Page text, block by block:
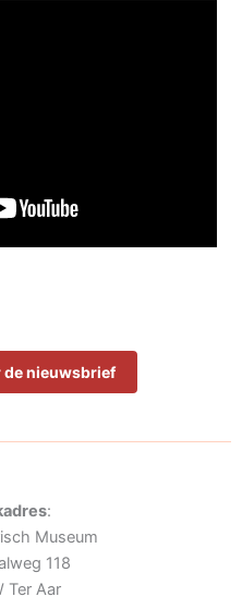
de nieuwsbrief
:
Museum
118
Ter Aar